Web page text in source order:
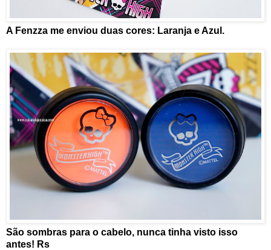
A Fenzza me enviou duas cores: Laranja e Azul.
São sombras para o cabelo, nunca tinha visto isso
antes! Rs